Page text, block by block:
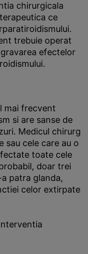
chirurgicala
ce
trebuie operat
efectelor
mai frecvent
si are sanse de
Medicul chirurg
sau cele care au o
toate cele
doar trei
patra glanda,
celor extirpate